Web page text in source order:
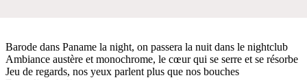
Barode dans Paname la night, on passera la nuit dans le nightclub
Ambiance austère et monochrome, le cœur qui se serre et se résorbe
Jeu de regards, nos yeux parlent plus que nos bouches